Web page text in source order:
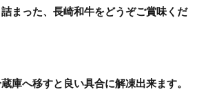
まった、長崎和牛をどうぞご賞味くだ
庫へ移すと良い具合に解凍出来ます。